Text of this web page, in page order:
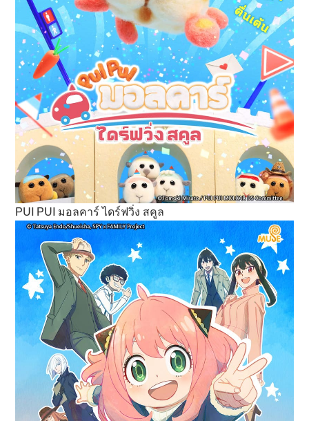
PUI PUI มอลคาร์ ไดร์ฟวิ่ง สคูล